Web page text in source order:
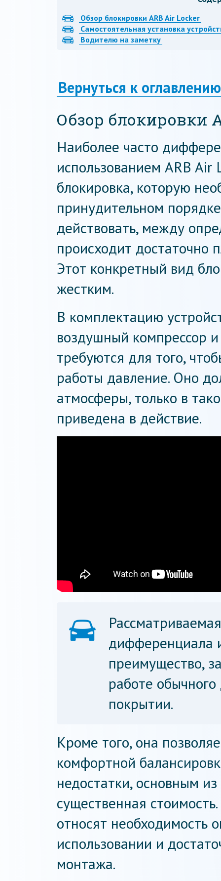
Обзор блокировки ARB Air Locker
Самостоятельная установка
Водителю на заметку
Вернуться к оглавлению
Обзор блокировки
Наиболее часто
использованием ARB Air
блокировка, которую
принудительном
действовать, между
происходит достаточно
Этот конкретный вид
жестким.
В комплектацию
воздушный компрессор
требуются для того,
работы давление. Оно
атмосферы, только в
приведена в действие.
дифференциала
преимущество,
работе
покрытии.
Кроме того, она
комфортной
недостатки, основным
существенная
относят необходимость
использовании и
монтажа.